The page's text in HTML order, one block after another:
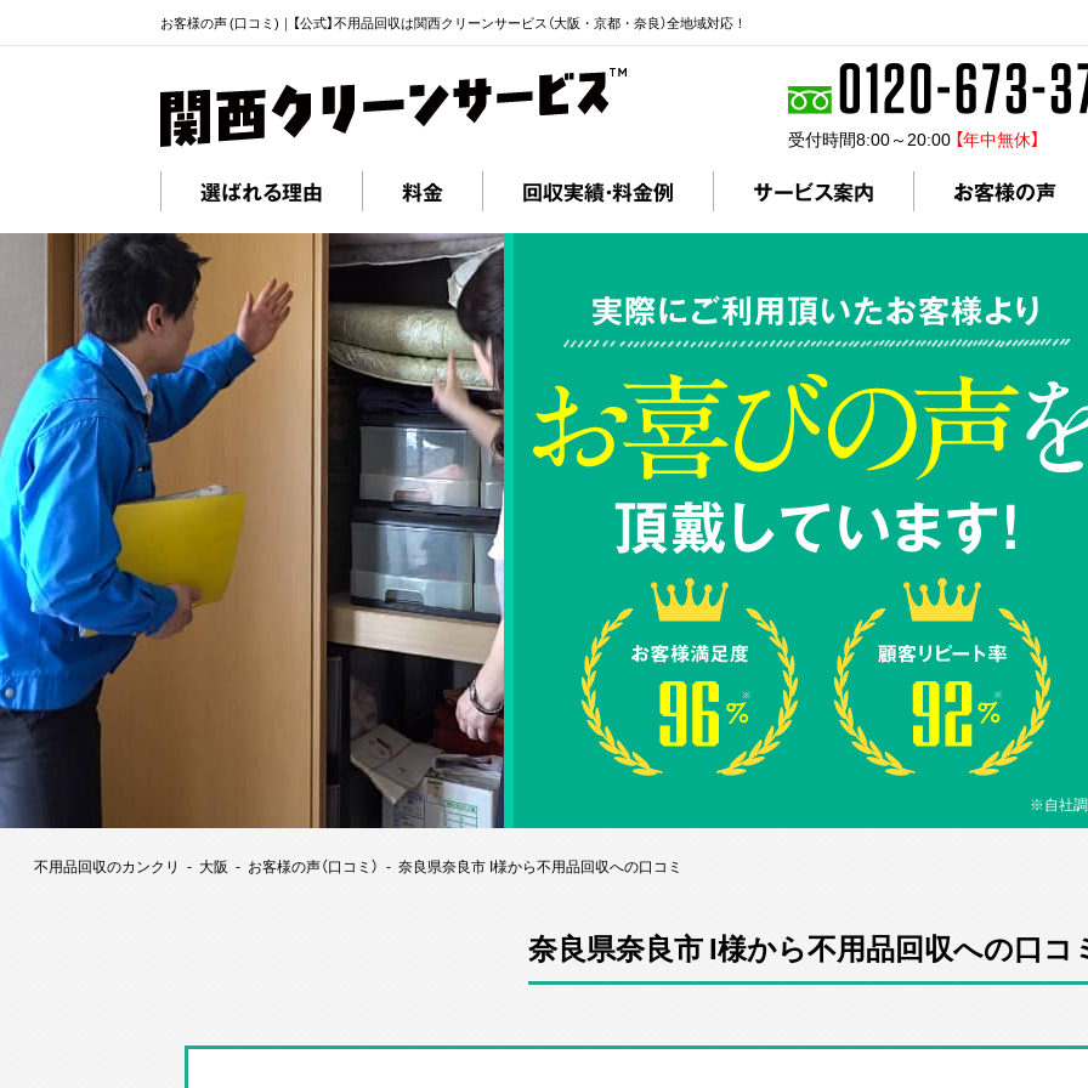
お客様の声 (口コミ)｜【公式】不用品回収は関西クリーンサービス（大阪・京都・奈良）全地域対応！
受付時間8:00～20:00 【年中無休】
選ばれる理由 料金 回収実績・料金例 サービス案内 お客様の声
実際にご利用頂いたお客様より
頂戴しています!
※自社
不用品回収のカンクリ 大阪 お客様の声（口コミ） 奈良県奈良市 I様から不用品回収への口コミ
奈良県奈良市 I様から不用品回収への口コ